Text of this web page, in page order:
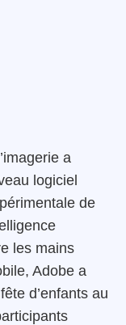
a
logiciel
de
les mains
Adobe a
d’enfants au